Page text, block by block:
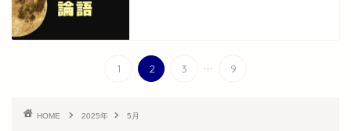
1 2 3 ... 9
HOME 2025年 5月